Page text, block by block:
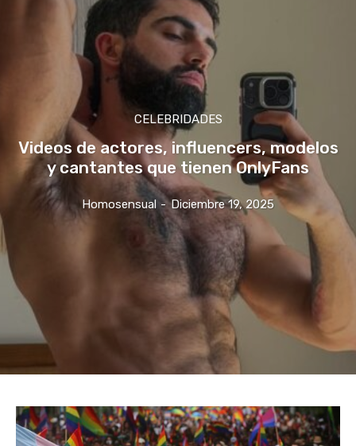
CELEBRIDADES
Videos de actores, influencers, modelos
y cantantes que tienen OnlyFans
Homosensual - Diciembre 19, 2025